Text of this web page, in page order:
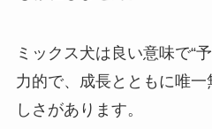
ミックス犬は良い意味で“
力的で、成長とともに唯
しさがあります。